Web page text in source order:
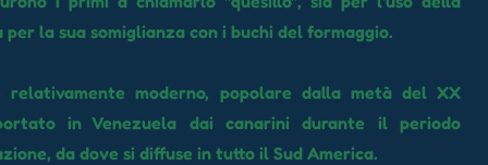
per la sua somiglianza con i buchi del formaggio.
relativamente moderno, popolare dalla metà del XX
in Venezuela dai canarini durante il periodo
da dove si diffuse in tutto il Sud America.